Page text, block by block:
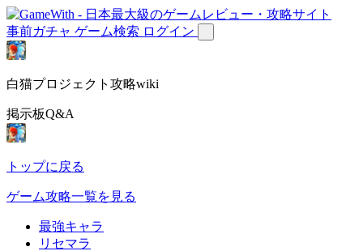
事前ガチャ ゲーム検索 ログイン
白猫プロジェクト攻略wiki
掲示板Q&A
トップに戻る
ゲーム攻略一覧を見る
最強キャラ
リセマラ